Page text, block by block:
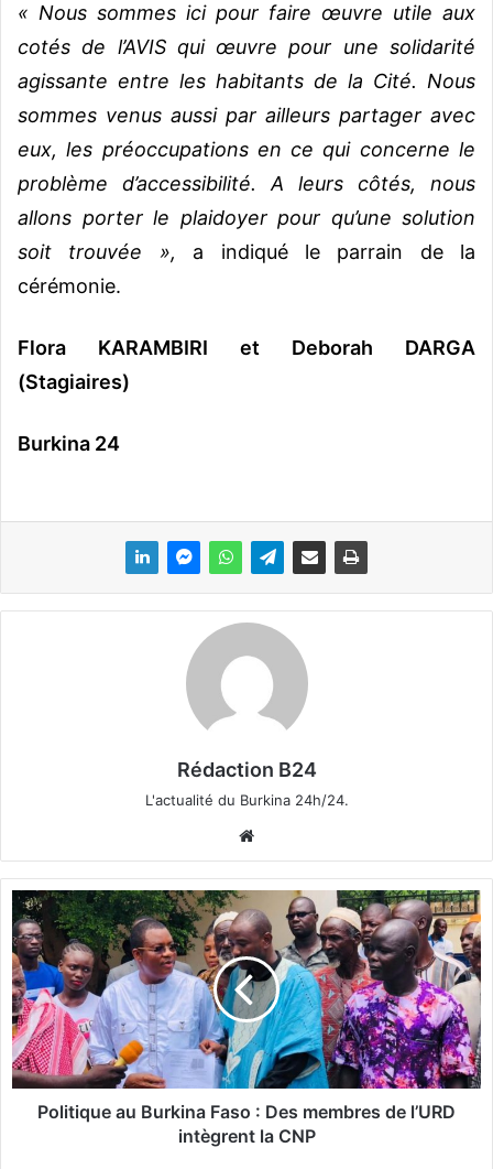
« Nous sommes ici pour faire œuvre utile aux
cotés de l’AVIS qui œuvre pour une solidarité
agissante entre les habitants de la Cité. Nous
sommes venus aussi par ailleurs partager avec
eux, les préoccupations en ce qui concerne le
problème d’accessibilité. A leurs côtés, nous
allons porter le plaidoyer pour qu’une solution
soit trouvée », a indiqué le parrain de la
cérémonie.
Flora KARAMBIRI et Deborah DARGA
(Stagiaires)
Burkina 24
Rédaction B24
L'actualité du Burkina 24h/24.
bsi
te
P
o
l
i
t
i
q
u
e
Politique au Burkina Faso : Des membres de l’URD
intègrent la CNP